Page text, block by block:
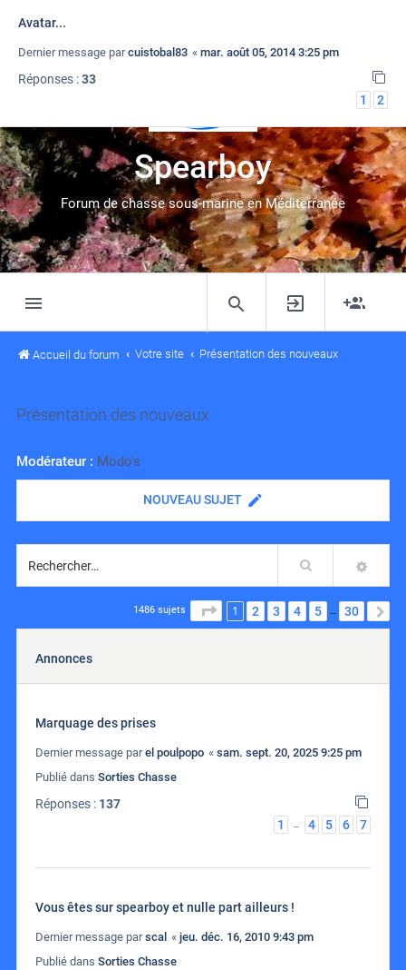
Spearboy
Forum de chasse sous-marine en Méditerranée
Accueil du forum Votre site Présentation des nouveaux
Présentation des nouveaux
Modérateur : Modo's
NOUVEAU SUJET
Rechercher
1486 sujets PAGE 1 SUR 30
1 2 3 4 5 … 30
Annonces
Marquage des prises
Dernier message parel poulpopo « sam. sept. 20, 2025 9:25 pm
Publié dans Sorties Chasse
Réponses : 137
1
… 4 5 6 7
Vous êtes sur spearboy et nulle part ailleurs !
Dernier message parscal « jeu. déc. 16, 2010 9:43 pm
Publié dans Sorties Chasse
Avatar...
Dernier message parcuistobal83 « mar. août 05, 2014 3:25 pm
Réponses :33
1
2